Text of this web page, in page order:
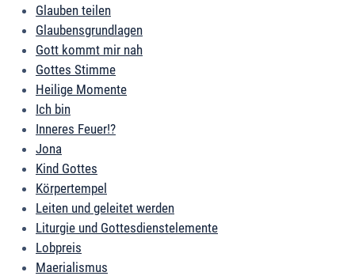
Glauben teilen
Glaubensgrundlagen
Gott kommt mir nah
Gottes Stimme
Heilige Momente
Ich bin
Inneres Feuer!?
Jona
Kind Gottes
Körpertempel
Leiten und geleitet werden
Liturgie und Gottesdienstelemente
Lobpreis
Maerialismus